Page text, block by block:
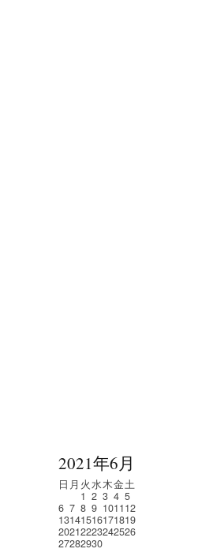
2021年6月
日 月 火水木金土
1 2 3 4 5
6 7 8 9 101112
13141516171819
20212223242526
27282930